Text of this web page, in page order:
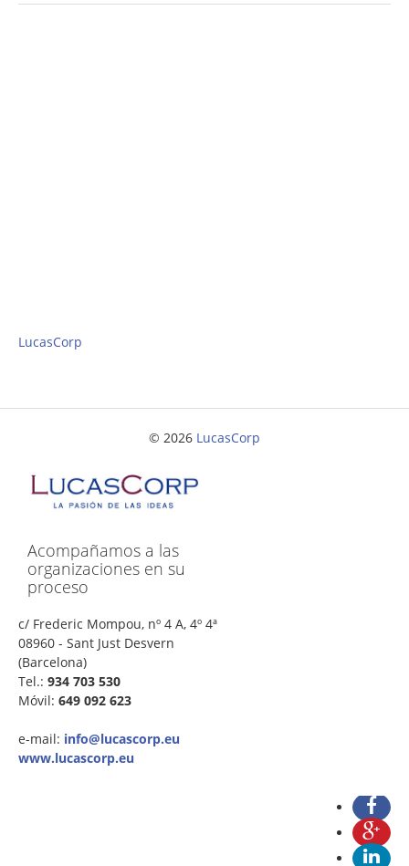
Quiénes somos
LucasCorp
© 2026 LucasCorp
Acompañamos a las
organizaciones en su
proceso
c/ Frederic Mompou, nº 4 A, 4º 4ª
08960 - Sant Just Desvern
(Barcelona)
Tel.: 934 703 530
Móvil: 649 092 623
e-mail: info@lucascorp.eu
www.lucascorp.eu